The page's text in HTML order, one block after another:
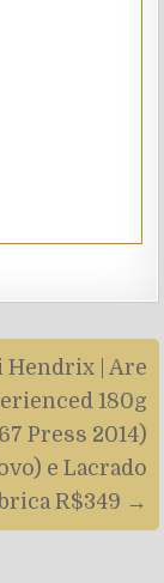
Hendrix | Are
180g
Press 2014)
e Lacrado
R$349 →